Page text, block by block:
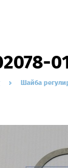
Шайба